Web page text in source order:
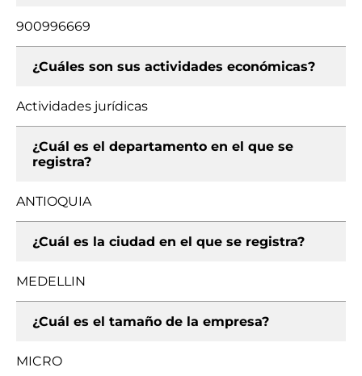
900996669
¿Cuáles son sus actividades económicas?
Actividades jurídicas
¿Cuál es el departamento en el que se
registra?
ANTIOQUIA
¿Cuál es la ciudad en el que se registra?
MEDELLIN
¿Cuál es el tamaño de la empresa?
MICRO